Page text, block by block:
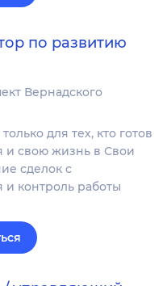
по развитию
Вернадского
для тех, кто готов
и свою жизнь в Свои
сделок с
контроль работы